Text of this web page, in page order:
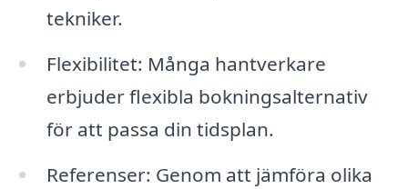
tekniker.
Flexibilitet: Många hantverkare
erbjuder flexibla bokningsalternativ
för att passa din tidsplan.
Referenser: Genom att jämföra olika